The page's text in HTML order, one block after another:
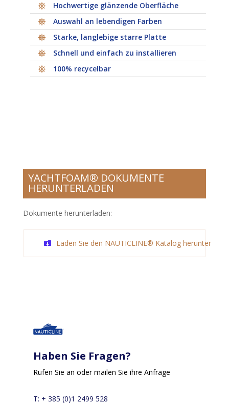
Hochwertige glänzende Oberfläche
Auswahl an lebendigen Farben
Starke, langlebige starre Platte
Schnell und einfach zu installieren
100% recycelbar
YACHTFOAM® DOKUMENTE
HERUNTERLADEN
Dokumente herunterladen:
Laden Sie den NAUTICLINE® Katalog herunter
Haben Sie Fragen?
Rufen Sie an oder mailen Sie ihre Anfrage
T: + 385 (0)1 2499 528